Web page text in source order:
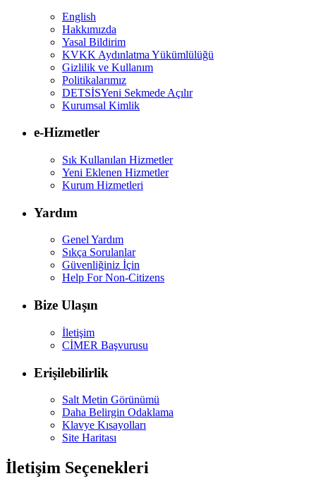
English
Hakkımızda
Yasal Bildirim
KVKK Aydınlatma Yükümlülüğü
Gizlilik ve Kullanım
Politikalarımız
DETSİSYeni Sekmede Açılır
Kurumsal Kimlik
e-Hizmetler
Sık Kullanılan Hizmetler
Yeni Eklenen Hizmetler
Kurum Hizmetleri
Yardım
Genel Yardım
Sıkça Sorulanlar
Güvenliğiniz İçin
Help For Non-Citizens
Bize Ulaşın
İletişim
CİMER Başvurusu
Erişilebilirlik
Salt Metin Görünümü
Daha Belirgin Odaklama
Klavye Kısayolları
Site Haritası
İletişim Seçenekleri